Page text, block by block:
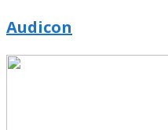
Audicon